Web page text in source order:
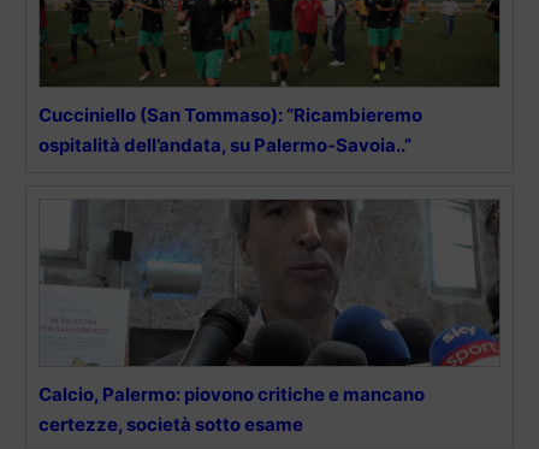
Cucciniello (San Tommaso): “Ricambieremo
ospitalità dell’andata, su Palermo-Savoia..”
Calcio, Palermo: piovono critiche e mancano
certezze, società sotto esame